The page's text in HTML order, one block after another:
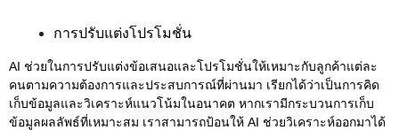
การปรับแต่งโปรโมชั่น
AI ช่วยในการปรับแต่งข้อเสนอและโปรโมชั่นให้เหมาะกับลูกค้าแต่ละ
คนตามความต้องการและประสบการณ์ที่ผ่านมา เรียกได้ว่าเป็นการคิด
เก็บข้อมูลและวิเคราะห์แนวโน้มในอนาคต หากเรามีกระบวนการเก็บ
ข้อมูลผลลัพธ์ที่เหมาะสม เราสามารถป้อนให้ AI ช่วยวิเคราะห์ออกมาได้